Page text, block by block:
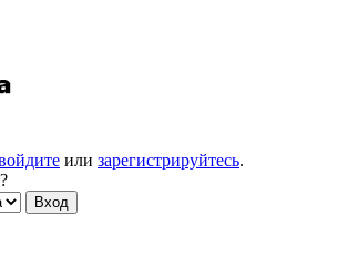
или зарегистрируйтесь.
?